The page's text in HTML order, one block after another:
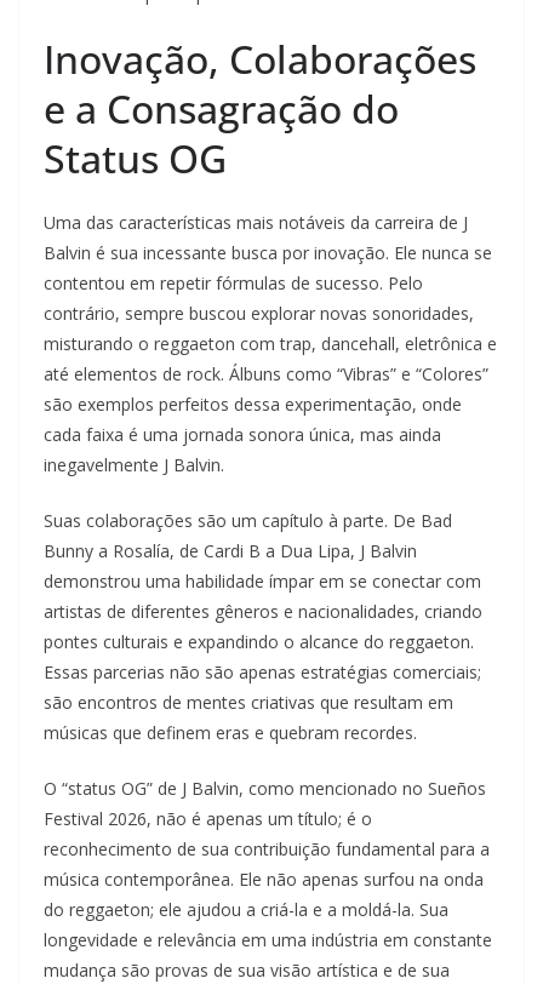
Inovação, Colaborações
e a Consagração do
Status OG
Uma das características mais notáveis da carreira de J
Balvin é sua incessante busca por inovação. Ele nunca se
contentou em repetir fórmulas de sucesso. Pelo
contrário, sempre buscou explorar novas sonoridades,
misturando o reggaeton com trap, dancehall, eletrônica e
até elementos de rock. Álbuns como “Vibras” e “Colores”
são exemplos perfeitos dessa experimentação, onde
cada faixa é uma jornada sonora única, mas ainda
inegavelmente J Balvin.
Suas colaborações são um capítulo à parte. De Bad
Bunny a Rosalía, de Cardi B a Dua Lipa, J Balvin
demonstrou uma habilidade ímpar em se conectar com
artistas de diferentes gêneros e nacionalidades, criando
pontes culturais e expandindo o alcance do reggaeton.
Essas parcerias não são apenas estratégias comerciais;
são encontros de mentes criativas que resultam em
músicas que definem eras e quebram recordes.
O “status OG” de J Balvin, como mencionado no Sueños
Festival 2026, não é apenas um título; é o
reconhecimento de sua contribuição fundamental para a
música contemporânea. Ele não apenas surfou na onda
do reggaeton; ele ajudou a criá-la e a moldá-la. Sua
longevidade e relevância em uma indústria em constante
mudança são provas de sua visão artística e de sua